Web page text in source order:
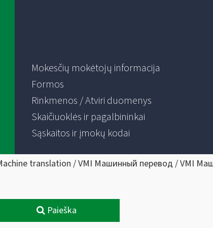
Mokesčių mokėtojų informacija
Formos
Rinkmenos / Atviri duomenys
Skaičiuoklės ir pagalbininkai
Sąskaitos ir įmokų kodai
translation / VMI Машинный перевод / VMI
Paieška